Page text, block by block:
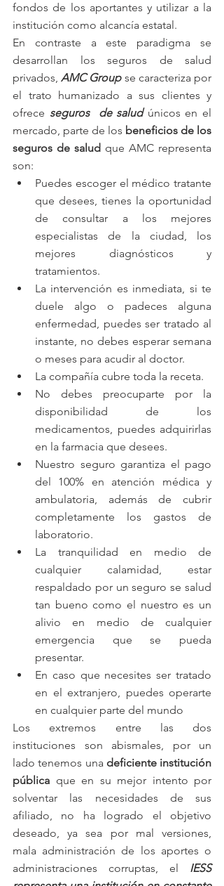
fondos de los aportantes y utilizar a la
institución como alcancía estatal.
En contraste a este paradigma se
desarrollan los seguros de salud
privados, AMC Group se caracteriza por
el trato humanizado a sus clientes y
ofrece seguros  de salud únicos en el
mercado, parte de los beneficios de los
seguros de salud que AMC representa
son:
Puedes escoger el médico tratante
que desees, tienes la oportunidad
de consultar a los mejores
especialistas de la ciudad, los
mejores diagnósticos y
tratamientos.
La intervención es inmediata, si te
duele algo o padeces alguna
enfermedad, puedes ser tratado al
instante, no debes esperar semana
o meses para acudir al doctor.
La compañía cubre toda la receta.
No debes preocuparte por la
disponibilidad de los
medicamentos, puedes adquirirlas
en la farmacia que desees.
Nuestro seguro garantiza el pago
del 100% en atención médica y
ambulatoria, además de cubrir
completamente los gastos de
laboratorio.
La tranquilidad en medio de
cualquier calamidad, estar
respaldado por un seguro se salud
tan bueno como el nuestro es un
alivio en medio de cualquier
emergencia que se pueda
presentar.
En caso que necesites ser tratado
en el extranjero, puedes operarte
en cualquier parte del mundo
Los extremos entre las dos
instituciones son abismales, por un
lado tenemos una deficiente institución
pública que en su mejor intento por
solventar las necesidades de sus
afiliado, no ha logrado el objetivo
deseado, ya sea por mal versiones,
mala administración de los aportes o
administraciones corruptas, el IESS